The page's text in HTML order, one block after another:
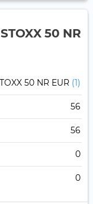
50 NR
50 NR EUR (1)
56
56
0
0